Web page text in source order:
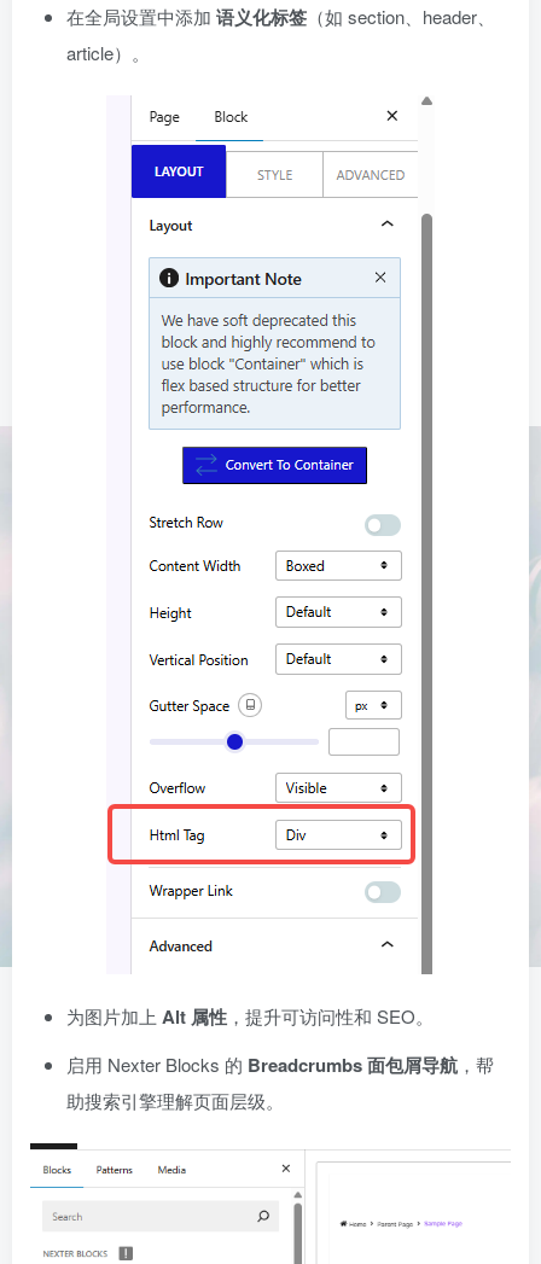
在全局设置中添加 语义化标签 （如 section、header、
article）。
为图片加上 Alt 属性 ，提升可访问性和 SEO。
启用 Nexter Blocks 的 Breadcrumbs 面包屑导航 ，帮
助搜索引擎理解页面层级。